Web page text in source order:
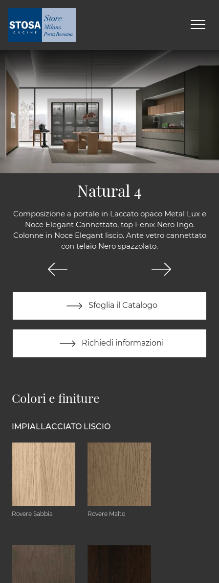
Composizione a portale in Laccato opaco Metal Lux e
Noce Elegant Cannettato, top Fenix Nero Ingo.
Colonne in Noce Elegant liscio. Ante vetro cannettato
con telaio Nero spazzolato.
Sfoglia il Catalogo
Richiedi informazioni
Natural 4
Colori e finiture
IMPIALLACCIATO LISCIO
Rovere Sabbia Rovere Malto